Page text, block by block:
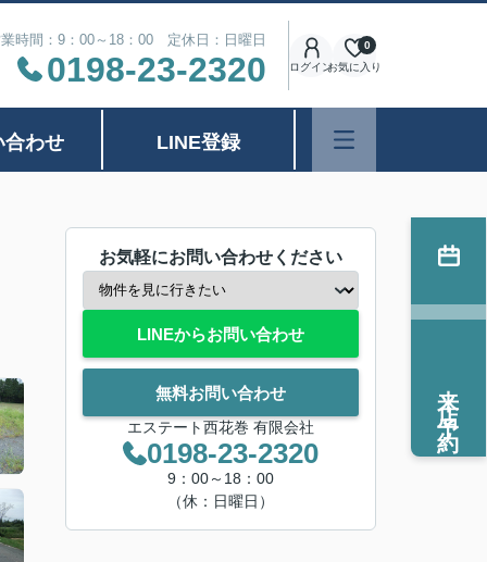
時間：9：00～18：00 定休日：日曜日
0198-23-2320 ログインお気に入り
0
合わせ LINE登録
お気軽にお問い合わせください
LINEからお問い合わせ
無料お問い合わせ
エステート西花巻 有限会社
0198-23-2320
9：00～18：00
（休：日曜日）
来店予約